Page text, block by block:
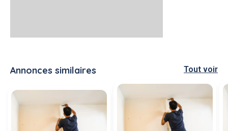
Annonces similaires Tout voir